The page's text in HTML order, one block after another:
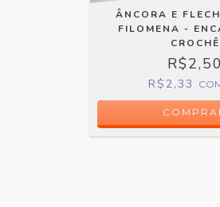
ÂNCORA E
FILOMENA -
CROCHÊ
R$2,50
R$2,33